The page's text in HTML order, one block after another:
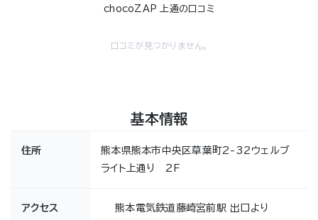
chocoZAP 上通の口コミ
口コミが見つかりません。
基本情報
住所
熊本県熊本市中央区草葉町2-32ウェルブ
ライト上通り 2F
アクセス
熊本電気鉄道藤崎宮前駅 出口より